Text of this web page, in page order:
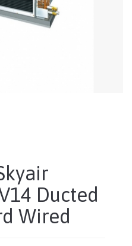
Ducted
Wired